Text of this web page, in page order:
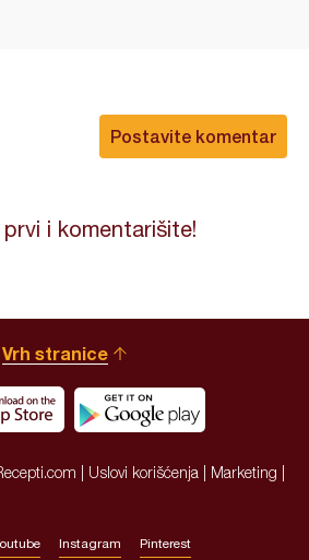
Postavite komentar
i komentarišite!
Vrh stranice
| Uslovi korišćenja Marketing
Instagram Pinterest